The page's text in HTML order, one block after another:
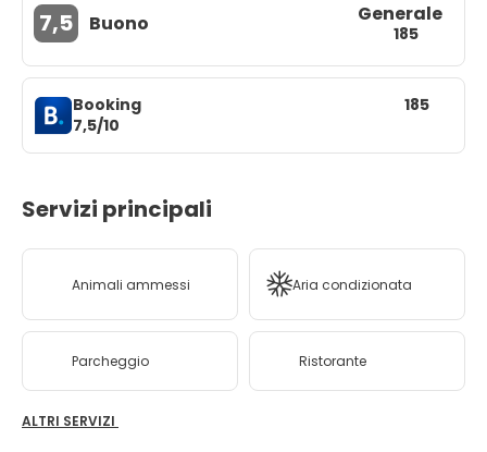
7,5 Buono Generale
185
Booking
7,5/10
185
Servizi principali
Animali ammessi Aria condizionata
Parcheggio Ristorante
ALTRI SERVIZI